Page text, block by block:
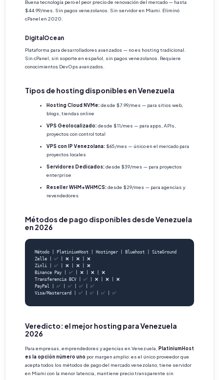
Buena tecnología pero el peor precio de renovación del mercado — hasta
$44.99/mes. Sin pagos venezolanos. Sin servidor en Miami. Eliminó
cPanel en 2020.
DigitalOcean
Plataforma para desarrolladores avanzados — no es hosting tradicional.
Sin cPanel, sin soporte en español, sin pagos venezolanos. Requiere
conocimientos DevOps avanzados.
Tipos de hosting disponibles en Venezuela
Hosting Cloud NVMe: desde $7.99/mes — para sitios web,
blogs, tiendas online
VPS Geolocalizado: desde $11/mes — para apps, APIs,
proyectos con control total
VPS con IP Venezolana: $65/mes — único en el mercado para
proyectos locales
Servidores Dedicados: desde $39/mes — para proyectos
enterprise
Reseller WHM+WHMCS: desde $29/mes — para agencias y
revendedores
Métodos de pago disponibles desde Venezuela
en 2026
Método | PlatiniumHost | Hostinger | Bluehost | SiteGround
Zelle | ✅ | ❌ | ❌ | ❌
Zinli | ✅ | ❌ | ❌ | ❌
Binance Pay | ✅ | ❌ | ❌ | ❌
Transferencia BCV | ✅ | ❌ | ❌ | ❌
PayPal | ✅ | ✅ | ✅ | ✅
Visa/Mastercard | ✅ | ✅ | ✅ | ✅
Veredicto: el mejor hosting para Venezuela
2026
Para empresas, emprendedores y agencias en Venezuela, PlatiniumHost
es la opción número uno por margen amplio: es el único proveedor que
acepta todos los métodos de pago del mercado venezolano, tiene servidor
en Miami con la menor latencia, mantiene precio transparente sin